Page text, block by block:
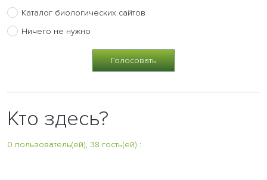
Каталог биологических сайтов
Ничего не нужно
Кто здесь?
0 пользователь(ей), 38 гость(ей) :